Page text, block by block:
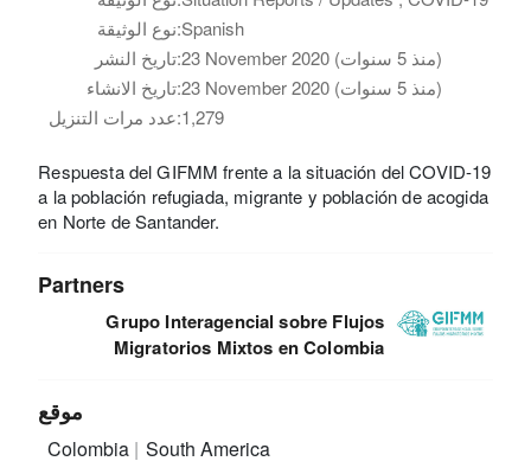
نوع الوثيقة:Spanish
تاريخ النشر:
23 November 2020 (منذ 5 سنوات)
تاريخ الانشاء:
23 November 2020 (منذ 5 سنوات)
عدد مرات التنزيل:1,279
Respuesta del GIFMM frente a la situación del COVID-19
a la población refugiada, migrante y población de acogida
en Norte de Santander.
Partners
Grupo Interagencial sobre Flujos
Migratorios Mixtos en Colombia
موقع
Colombia South America